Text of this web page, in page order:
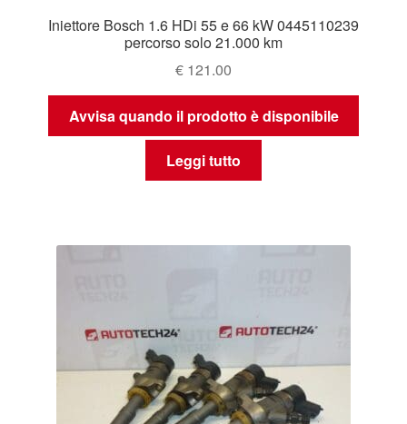
Iniettore Bosch 1.6 HDi 55 e 66 kW 0445110239
percorso solo 21.000 km
€ 121.00
Avvisa quando il prodotto è disponibile
Leggi tutto